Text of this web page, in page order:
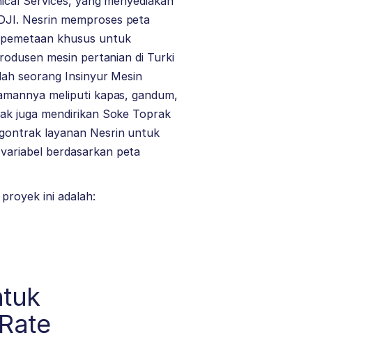
Nesrin memproses peta
khusus untuk
mesin pertanian di Turki
seorang Insinyur Mesin
meliputi kapas, gandum,
juga mendirikan Soke Toprak
layanan Nesrin untuk
berdasarkan peta
ini adalah: